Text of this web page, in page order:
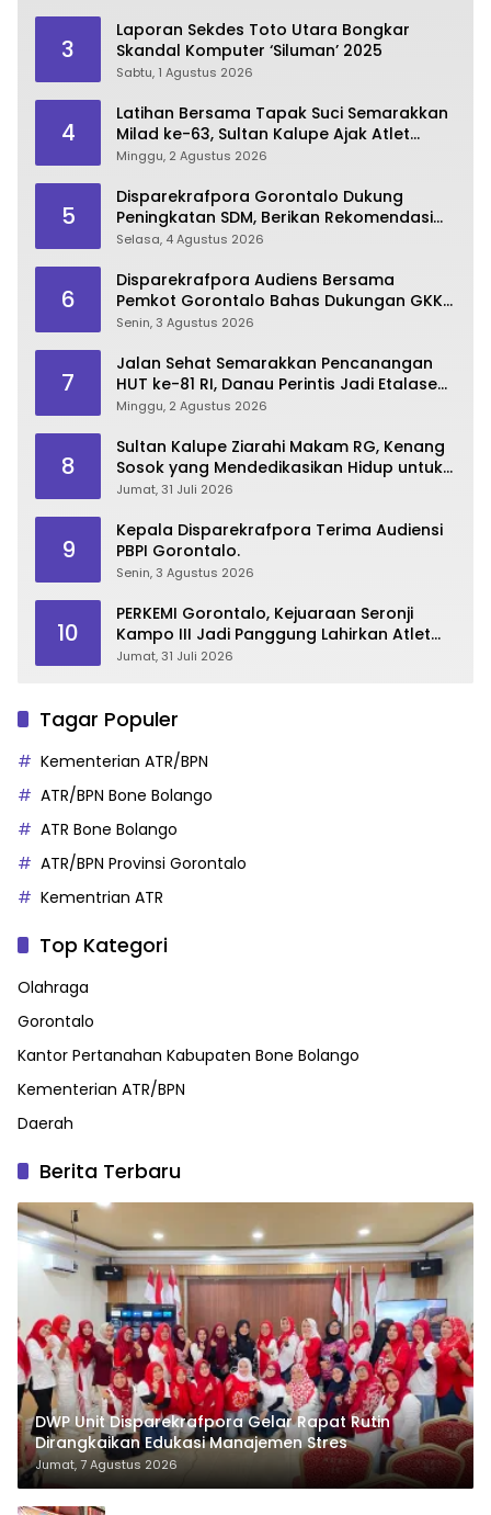
3
Laporan Sekdes Toto Utara Bongkar
Skandal Komputer ‘Siluman’ 2025
Sabtu, 1 Agustus 2026
4
Latihan Bersama Tapak Suci Semarakkan
Milad ke-63, Sultan Kalupe Ajak Atlet
Lestarikan Budaya Bela Diri
Minggu, 2 Agustus 2026
5
Disparekrafpora Gorontalo Dukung
Peningkatan SDM, Berikan Rekomendasi
Studi S3 bagi Pegawai
Selasa, 4 Agustus 2026
6
Disparekrafpora Audiens Bersama
Pemkot Gorontalo Bahas Dukungan GKK
2026
Senin, 3 Agustus 2026
7
Jalan Sehat Semarakkan Pencanangan
HUT ke-81 RI, Danau Perintis Jadi Etalase
Wisata Gorontalo
Minggu, 2 Agustus 2026
8
Sultan Kalupe Ziarahi Makam RG, Kenang
Sosok yang Mendedikasikan Hidup untuk
Gorontalo
Jumat, 31 Juli 2026
9
Kepala Disparekrafpora Terima Audiensi
PBPI Gorontalo.
Senin, 3 Agustus 2026
10
PERKEMI Gorontalo, Kejuaraan Seronji
Kampo III Jadi Panggung Lahirkan Atlet
Berprestasi
Jumat, 31 Juli 2026
Tagar Populer
Kementerian ATR/BPN
ATR/BPN Bone Bolango
ATR Bone Bolango
ATR/BPN Provinsi Gorontalo
Kementrian ATR
Top Kategori
Olahraga
Gorontalo
Kantor Pertanahan Kabupaten Bone Bolango
Kementerian ATR/BPN
Daerah
Berita Terbaru
DWP Unit Disparekrafpora Gelar Rapat Rutin
Dirangkaikan Edukasi Manajemen Stres
Jumat, 7 Agustus 2026